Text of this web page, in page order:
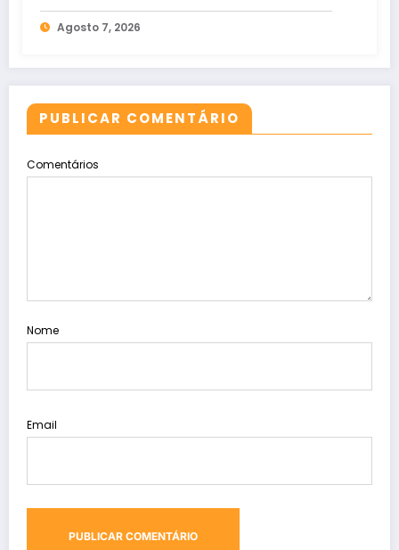
Agosto 7, 2026
PUBLICAR COMENTÁRIO
Comentários
Nome
Email